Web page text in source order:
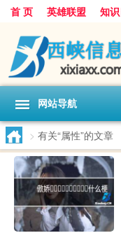
首 页 英雄联盟 知
网站导航
> 有关“属性”的文章